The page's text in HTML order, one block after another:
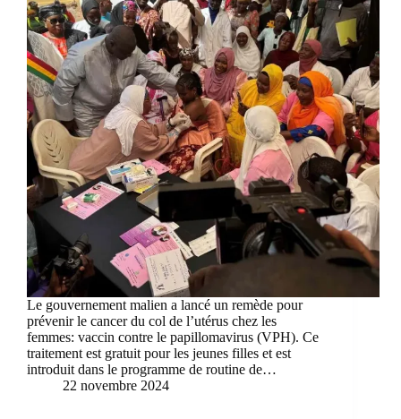
Le gouvernement malien a lancé un remède pour
prévenir le cancer du col de l’utérus chez les
femmes: vaccin contre le papillomavirus (VPH). Ce
traitement est gratuit pour les jeunes filles et est
introduit dans le programme de routine de…
22 novembre 2024